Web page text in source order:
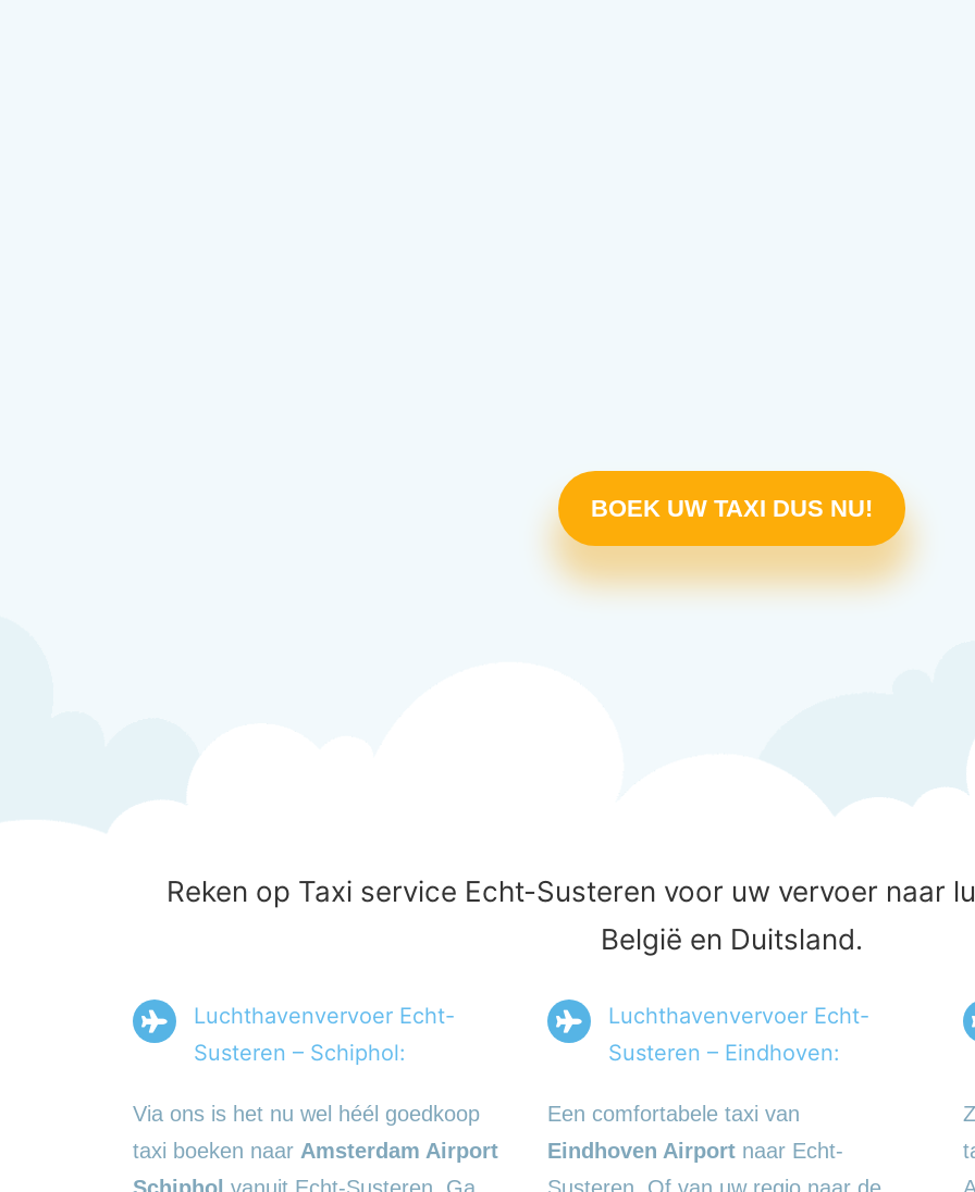
BOEK UW TAXI DUS NU!
Reken op Taxi service Echt-Susteren voor uw vervoer naar
België en Duitsland.
Luchthavenvervoer Echt-
Susteren – Schiphol:
Via ons is het nu wel héél goedkoop
taxi boeken naar Amsterdam Airport
Luchthavenvervoer Echt-
Susteren – Eindhoven:
Een comfortabele taxi van
Eindhoven Airport naar Echt-